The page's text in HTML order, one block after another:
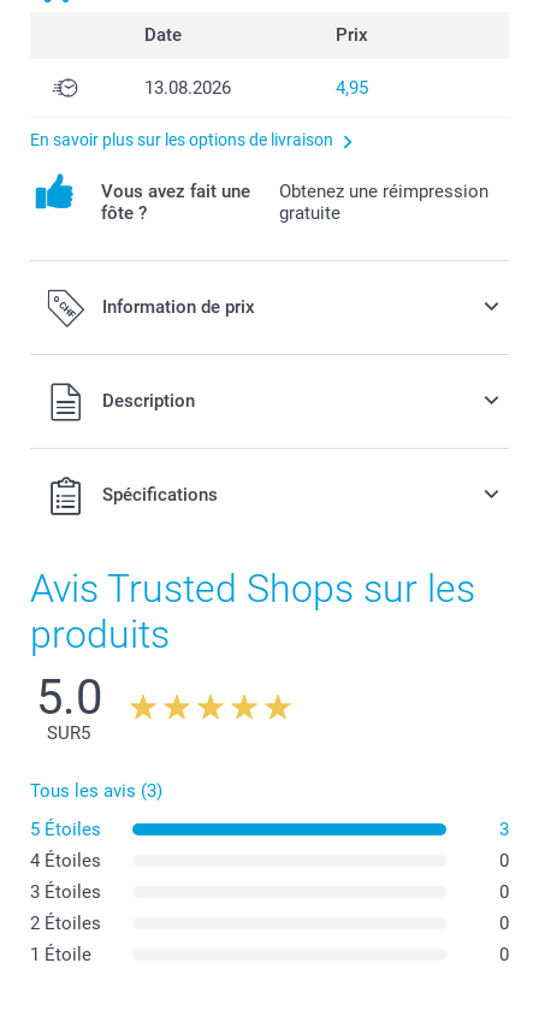
Date Prix
13.08.2026 4,95
En savoir plus sur les options de livraison
Vous avez fait une
fôte ?
Obtenez une réimpression
gratuite
Information de prix
Tous les prix sont en francs suisses (CHF), TVA incluse et
hors frais de port.
Description
Spécifications
Avis Trusted Shops sur les
produits
5.0
SUR5
Tous les avis (3)
5 Étoiles
3
4 Étoiles
0
3 Étoiles
0
2 Étoiles
0
1 Étoile
0